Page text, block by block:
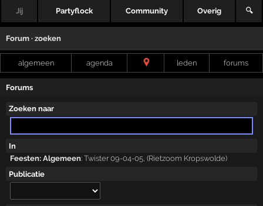
Jij Partyflock Community Overig 🔍
Forum · zoeken
algemeen agenda leden forums
Forums
Zoeken naar
In
Feesten: Algemeen: Twister 09-04-05, (Rietzoom Kropswolde)
Publicatie